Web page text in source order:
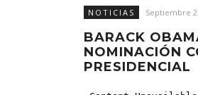
NOTICIAS Septiembre
BARACK
NOMINACIÓN
PRESIDENCIAL